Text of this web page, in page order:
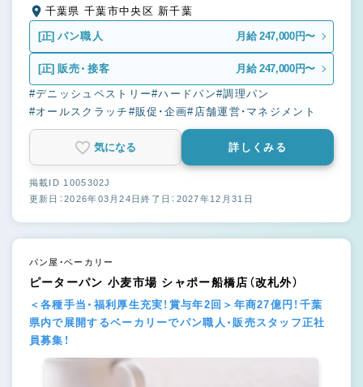
千葉県 千葉市中央区 新千葉
[正] パン職人 月給 247,000円〜
[正] 販売・接客 月給 247,000円〜
#デニッシュペストリー#ハードパン#調理パン
#オールスクラッチ #販促・企画#店舗運営・マネジメント
気になる 詳しくみる
掲載ID 1005302J
更新日：2026年03月24日終了日：2027年12月31日
パン屋・ベーカリー
ピーターパン 小麦市場 シャポー船橋店（改札外）
＜各種手当・福利厚生充実！賞与年2回＞年商27億円！千葉
県内で展開するベーカリーでパン職人・販売スタッフ正社
員募集！